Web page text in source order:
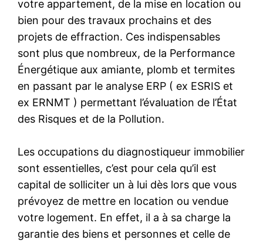
votre appartement, de la mise en location ou
bien pour des travaux prochains et des
projets de effraction. Ces indispensables
sont plus que nombreux, de la Performance
Énergétique aux amiante, plomb et termites
en passant par le analyse ERP ( ex ESRIS et
ex ERNMT ) permettant l’évaluation de l’État
des Risques et de la Pollution.
Les occupations du diagnostiqueur immobilier
sont essentielles, c’est pour cela qu’il est
capital de solliciter un à lui dès lors que vous
prévoyez de mettre en location ou vendue
votre logement. En effet, il a à sa charge la
garantie des biens et personnes et celle de